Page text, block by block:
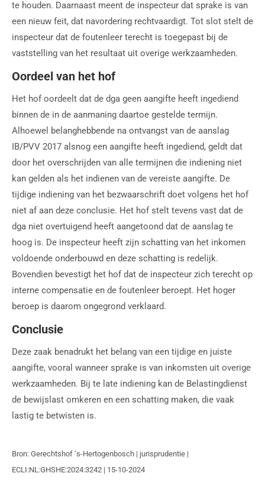
te houden. Daarnaast meent de inspecteur dat sprake is van
een nieuw feit, dat navordering rechtvaardigt. Tot slot stelt de
inspecteur dat de foutenleer terecht is toegepast bij de
vaststelling van het resultaat uit overige werkzaamheden.
Oordeel van het hof
Het hof oordeelt dat de dga geen aangifte heeft ingediend
binnen de in de aanmaning daartoe gestelde termijn.
Alhoewel belanghebbende na ontvangst van de aanslag
IB/PVV 2017 alsnog een aangifte heeft ingediend, geldt dat
door het overschrijden van alle termijnen die indiening niet
kan gelden als het indienen van de vereiste aangifte. De
tijdige indiening van het bezwaarschrift doet volgens het hof
niet af aan deze conclusie. Het hof stelt tevens vast dat de
dga niet overtuigend heeft aangetoond dat de aanslag te
hoog is. De inspecteur heeft zijn schatting van het inkomen
voldoende onderbouwd en deze schatting is redelijk.
Bovendien bevestigt het hof dat de inspecteur zich terecht op
interne compensatie en de foutenleer beroept. Het hoger
beroep is daarom ongegrond verklaard.
Conclusie
Deze zaak benadrukt het belang van een tijdige en juiste
aangifte, vooral wanneer sprake is van inkomsten uit overige
werkzaamheden. Bij te late indiening kan de Belastingdienst
de bewijslast omkeren en een schatting maken, die vaak
lastig te betwisten is.
Bron: Gerechtshof ‘s-Hertogenbosch | jurisprudentie |
ECLI:NL:GHSHE:2024:3242 | 15-10-2024